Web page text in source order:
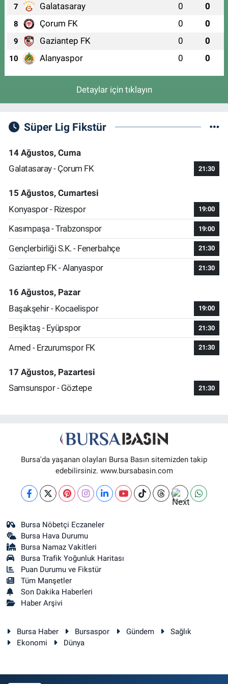
7 Galatasaray 0 0
8 Çorum FK 0 0
9 Gaziantep FK 0 0
10 Alanyaspor 0 0
Detaylar için tıklayın
Süper Lig Fikstür
14 Ağustos, Cuma
Galatasaray - Çorum FK
21:30
15 Ağustos, Cumartesi
Konyaspor - Rizespor
19:00
Kasımpaşa - Trabzonspor 19:00
Gençlerbirliği S.K. - Fenerbahçe 21:30
Gaziantep FK - Alanyaspor 21:30
16 Ağustos, Pazar
Başakşehir - Kocaelispor
19:00
Beşiktaş - Eyüpspor 21:30
Amed - Erzurumspor FK 21:30
17 Ağustos, Pazartesi
Samsunspor - Göztepe
21:30
Bursa'da yaşanan olayları Bursa Basın sitemizden takip
edebilirsiniz. www.bursabasin.com
Bursa Nöbetçi Eczaneler
Bursa Hava Durumu
Bursa Namaz Vakitleri
Bursa Trafik Yoğunluk Haritası
Puan Durumu ve Fikstür
Tüm Manşetler
Son Dakika Haberleri
Haber Arşivi
Bursa Haber Bursaspor Gündem
Sağlık
Ekonomi
Dünya